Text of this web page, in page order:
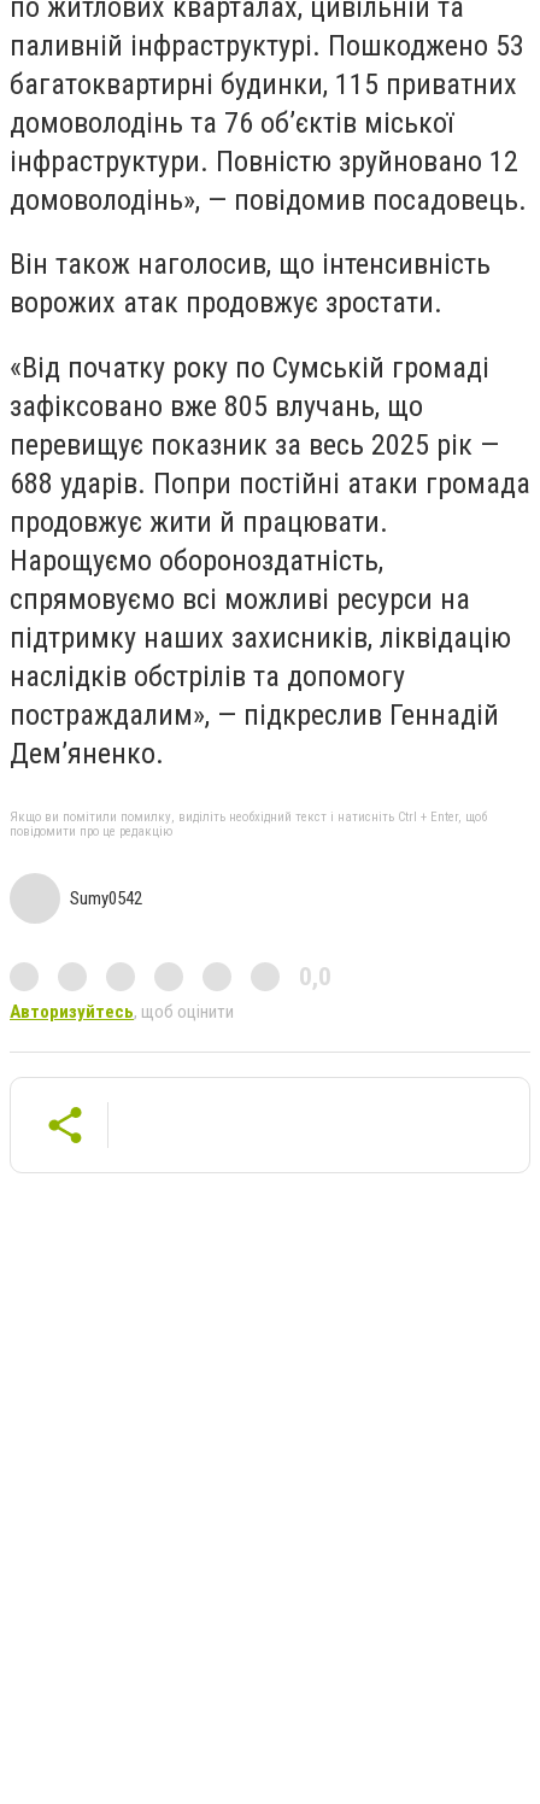
по житлових кварталах, цивільній та
паливній інфраструктурі. Пошкоджено 53
багатоквартирні будинки, 115 приватних
домоволодінь та 76 об’єктів міської
інфраструктури. Повністю зруйновано 12
домоволодінь», — повідомив посадовець.
Він також наголосив, що інтенсивність
ворожих атак продовжує зростати.
«Від початку року по Сумській громаді
зафіксовано вже 805 влучань, що
перевищує показник за весь 2025 рік —
688 ударів. Попри постійні атаки громада
продовжує жити й працювати.
Нарощуємо обороноздатність,
спрямовуємо всі можливі ресурси на
підтримку наших захисників, ліквідацію
наслідків обстрілів та допомогу
постраждалим», — підкреслив Геннадій
Дем’яненко.
Якщо ви помітили помилку, виділіть необхідний текст і натисніть Ctrl + Enter, щоб
повідомити про це редакцію
Sumy0542
0,0
Авторизуйтесь, щоб оцінити